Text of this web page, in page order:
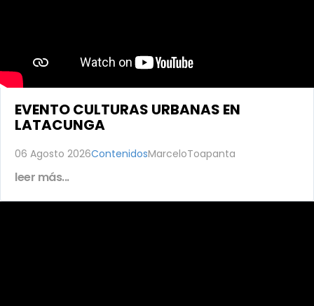
EVENTO CULTURAS URBANAS EN
LATACUNGA
06 Agosto 2026ContenidosMarceloToapanta
leer más...